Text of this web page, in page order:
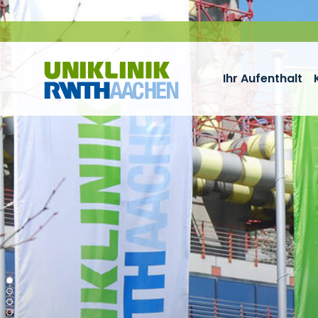
Zum Inhalt springen
Ihr Aufenthalt